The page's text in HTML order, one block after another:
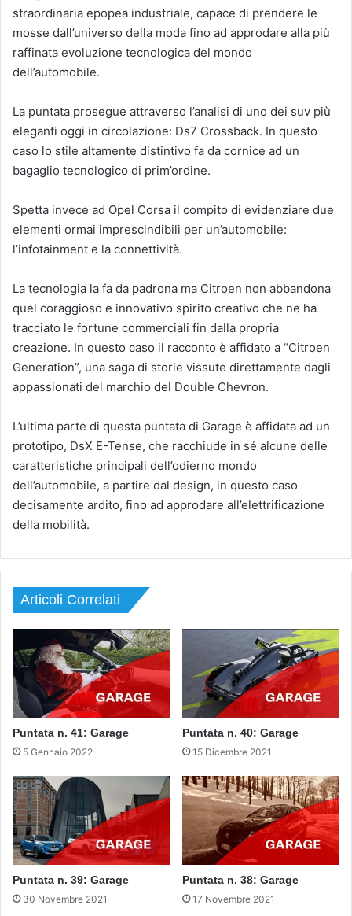
straordinaria epopea industriale, capace di prendere le
mosse dall’universo della moda fino ad approdare alla più
raffinata evoluzione tecnologica del mondo
dell’automobile.
La puntata prosegue attraverso l’analisi di uno dei suv più
eleganti oggi in circolazione: Ds7 Crossback. In questo
caso lo stile altamente distintivo fa da cornice ad un
bagaglio tecnologico di prim’ordine.
Spetta invece ad Opel Corsa il compito di evidenziare due
elementi ormai imprescindibili per un’automobile:
l’infotainment e la connettività.
La tecnologia la fa da padrona ma Citroen non abbandona
quel coraggioso e innovativo spirito creativo che ne ha
tracciato le fortune commerciali fin dalla propria
creazione. In questo caso il racconto è affidato a “Citroen
Generation”, una saga di storie vissute direttamente dagli
appassionati del marchio del Double Chevron.
L’ultima parte di questa puntata di Garage è affidata ad un
prototipo, DsX E-Tense, che racchiude in sé alcune delle
caratteristiche principali dell’odierno mondo
dell’automobile, a partire dal design, in questo caso
decisamente ardito, fino ad approdare all’elettrificazione
della mobilità.
Articoli Correlati
Puntata n. 41: Garage
5 Gennaio 2022
Puntata n. 40: Garage
15 Dicembre 2021
Puntata n. 39: Garage
30 Novembre 2021
Puntata n. 38: Garage
17 Novembre 2021